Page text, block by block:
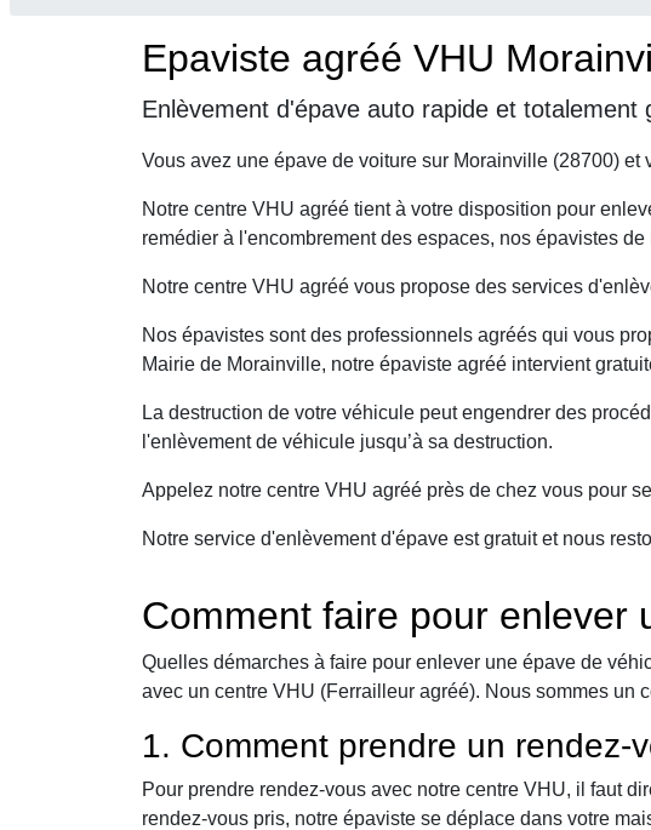
Epaviste agréé VHU
Enlèvement d'épave auto rapide et
Vous avez une épave de voiture sur Morainville (28700) et
Notre centre VHU agréé tient à votre disposition pour
remédier à l'encombrement des espaces, nos épavistes
Notre centre VHU agréé vous propose des services
Nos épavistes sont des professionnels agréés qui vous
Mairie de Morainville, notre épaviste agréé intervient
La destruction de votre véhicule peut engendrer des
l'enlèvement de véhicule jusqu’à sa destruction.
Appelez notre centre VHU agréé près de chez vous pour
Notre service d'enlèvement d'épave est gratuit et nous
Comment faire pour enlever
Quelles démarches à faire pour enlever une épave de
avec un centre VHU (Ferrailleur agréé). Nous sommes un
1. Comment prendre un
Pour prendre rendez-vous avec notre centre VHU, il faut
rendez-vous pris, notre épaviste se déplace dans votre